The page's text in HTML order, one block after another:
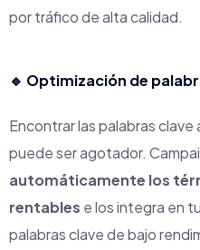
por tráfico de alta calidad.
🔹 Optimización de
Encontrar las palabras
puede ser agotador.
automáticamente los
rentables e los integra en
palabras clave de bajo